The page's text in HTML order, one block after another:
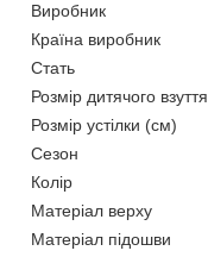
Виробник
Країна виробник
Стать
Розмір дитячого взуття
Розмір устілки (см)
Сезон
Колір
Матеріал верху
Матеріал підошви